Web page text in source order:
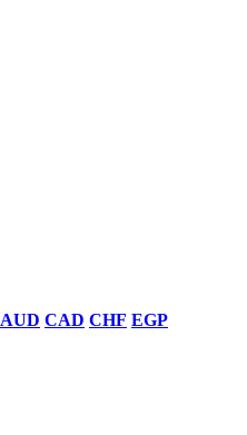
AUD CAD CHF EGP